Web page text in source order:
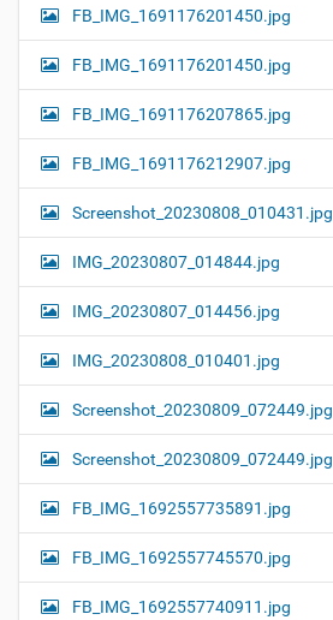
FB_IMG_1691176201450.jpg
FB_IMG_1691176201450.jpg
FB_IMG_1691176207865.jpg
FB_IMG_1691176212907.jpg
Screenshot_20230808_010431.jpg
IMG_20230807_014844.jpg
IMG_20230807_014456.jpg
IMG_20230808_010401.jpg
Screenshot_20230809_072449.jpg
Screenshot_20230809_072449.jpg
FB_IMG_1692557735891.jpg
FB_IMG_1692557745570.jpg
FB_IMG_1692557740911.jpg